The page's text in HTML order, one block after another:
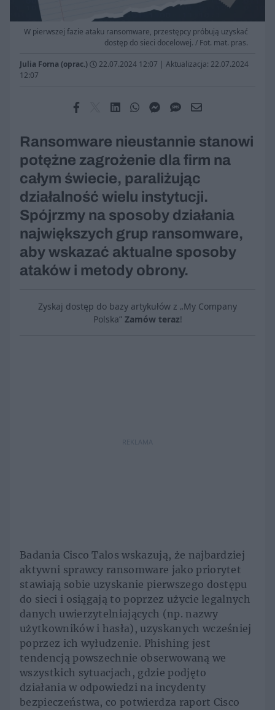
W pierwszej fazie ataku ransomware, przestępcy próbują uzyskać
dostęp do sieci docelowej. / Fot. mat. pras.
Julia Forna (oprac.) 22.07.2024 12:07 | Aktualizacja: 22.07.2024
12:07
Ransomware nieustannie stanowi
potężne zagrożenie dla firm na
całym świecie, paraliżując
działalność wielu instytucji.
Spójrzmy na sposoby działania
największych grup ransomware,
aby wskazać aktualne sposoby
ataków i metody obrony.
Zyskaj dostęp do bazy artykułów z „My Company
Polska” Zamów teraz!
REKLAMA
Badania Cisco Talos wskazują, że najbardziej
aktywni sprawcy ransomware jako priorytet
stawiają sobie uzyskanie pierwszego dostępu
do sieci i osiągają to poprzez użycie legalnych
danych uwierzytelniających (np. nazwy
użytkowników i hasła), uzyskanych wcześniej
poprzez ich wyłudzenie. Phishing jest
tendencją powszechnie obserwowaną we
wszystkich sytuacjach, gdzie podjęto
działania w odpowiedzi na incydenty
bezpieczeństwa, co potwierdza raport Cisco